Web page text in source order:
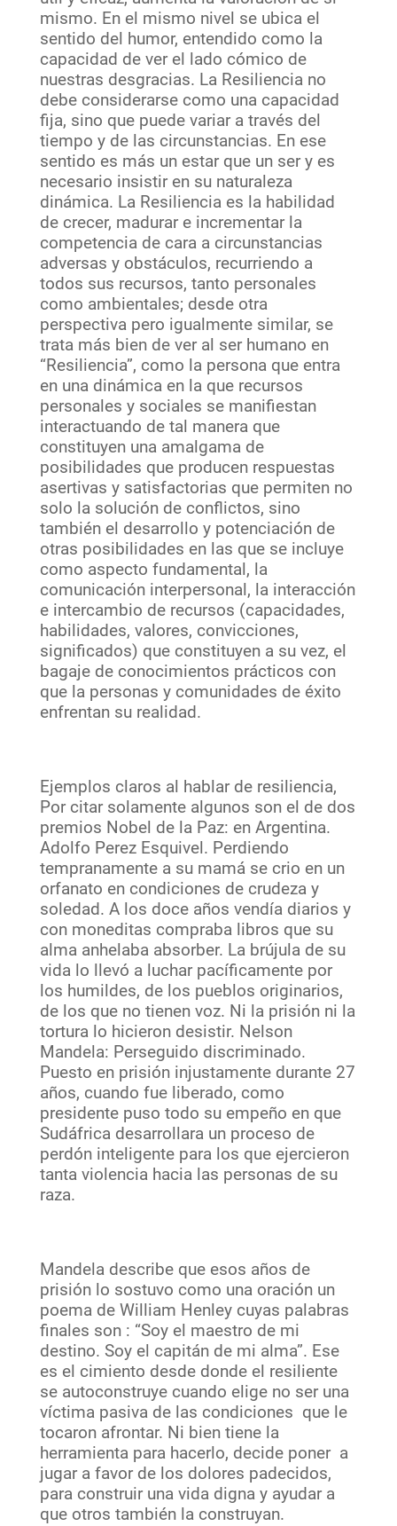
mismo. En el mismo nivel se ubica el
sentido del humor, entendido como la
capacidad de ver el lado cómico de
nuestras desgracias. La Resiliencia no
debe considerarse como una capacidad
fija, sino que puede variar a través del
tiempo y de las circunstancias. En ese
sentido es más un estar que un ser y es
necesario insistir en su naturaleza
dinámica. La Resiliencia es la habilidad
de crecer, madurar e incrementar la
competencia de cara a circunstancias
adversas y obstáculos, recurriendo a
todos sus recursos, tanto personales
como ambientales; desde otra
perspectiva pero igualmente similar, se
trata más bien de ver al ser humano en
“Resiliencia”, como la persona que entra
en una dinámica en la que recursos
personales y sociales se manifiestan
interactuando de tal manera que
constituyen una amalgama de
posibilidades que producen respuestas
asertivas y satisfactorias que permiten no
solo la solución de conflictos, sino
también el desarrollo y potenciación de
otras posibilidades en las que se incluye
como aspecto fundamental, la
comunicación interpersonal, la interacción
e intercambio de recursos (capacidades,
habilidades, valores, convicciones,
significados) que constituyen a su vez, el
bagaje de conocimientos prácticos con
que la personas y comunidades de éxito
enfrentan su realidad.
Ejemplos claros al hablar de resiliencia,
Por citar solamente algunos son el de dos
premios Nobel de la Paz: en Argentina.
Adolfo Perez Esquivel. Perdiendo
tempranamente a su mamá se crio en un
orfanato en condiciones de crudeza y
soledad. A los doce años vendía diarios y
con moneditas compraba libros que su
alma anhelaba absorber. La brújula de su
vida lo llevó a luchar pacíficamente por
los humildes, de los pueblos originarios,
de los que no tienen voz. Ni la prisión ni la
tortura lo hicieron desistir. Nelson
Mandela: Perseguido discriminado.
Puesto en prisión injustamente durante 27
años, cuando fue liberado, como
presidente puso todo su empeño en que
Sudáfrica desarrollara un proceso de
perdón inteligente para los que ejercieron
tanta violencia hacia las personas de su
raza.
Mandela describe que esos años de
prisión lo sostuvo como una oración un
poema de William Henley cuyas palabras
finales son : “Soy el maestro de mi
destino. Soy el capitán de mi alma”. Ese
es el cimiento desde donde el resiliente
se autoconstruye cuando elige no ser una
víctima pasiva de las condiciones que le
tocaron afrontar. Ni bien tiene la
herramienta para hacerlo, decide poner a
jugar a favor de los dolores padecidos,
para construir una vida digna y ayudar a
que otros también la construyan.